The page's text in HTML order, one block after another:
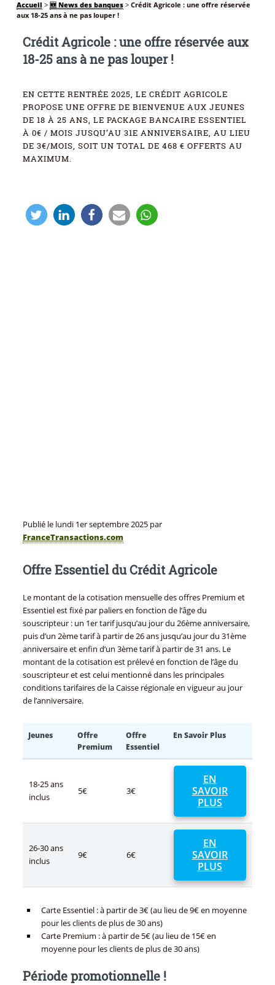
Accueil > 🆕 News des banques> Crédit Agricole : une offre réservée
aux 18-25 ans à ne pas louper !
Crédit Agricole : une offre réservée aux
18-25 ans à ne pas louper !
EN CETTE RENTRÉE 2025, LE CRÉDIT AGRICOLE
PROPOSE UNE OFFRE DE BIENVENUE AUX JEUNES
DE 18 À 25 ANS, LE PACKAGE BANCAIRE ESSENTIEL
À 0€ / MOIS JUSQU’AU 31E ANNIVERSAIRE, AU LIEU
DE 3€/MOIS, SOIT UN TOTAL DE 468 € OFFERTS AU
MAXIMUM.
Publié le lundi 1er septembre 2025par
FranceTransactions.com
Offre Essentiel du Crédit Agricole
Le montant de la cotisation mensuelle des offres Premium et
Essentiel est fixé par paliers en fonction de l’âge du
souscripteur : un 1er tarif jusqu’au jour du 26ème anniversaire,
puis d’un 2ème tarif à partir de 26 ans jusqu’au jour du 31ème
anniversaire et enfin d’un 3ème tarif à partir de 31 ans. Le
montant de la cotisation est prélevé en fonction de l’âge du
souscripteur et est celui mentionné dans les principales
conditions tarifaires de la Caisse régionale en vigueur au jour
de l’anniversaire.
Jeunes
Offre
Premium
Offre
Essentiel
En Savoir Plus
18-25 ans
inclus
5€ 3€
EN
SAVOIR
PLUS
26-30 ans
inclus
9€ 6€
EN
SAVOIR
PLUS
Carte Essentiel : à partir de 3€ (au lieu de 9€ en moyenne
pour les clients de plus de 30 ans)
Carte Premium : à partir de 5€ (au lieu de 15€ en
moyenne pour les clients de plus de 30 ans)
Période promotionnelle !